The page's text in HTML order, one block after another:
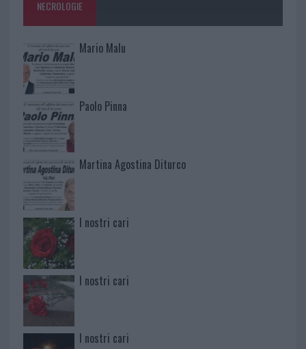
NECROLOGIE
Mario Malu
Paolo Pinna
Martina Agostina Diturco
I nostri cari
I nostri cari
I nostri cari